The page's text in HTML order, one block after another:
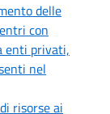
delle
con
enti privati,
nel
risorse ai